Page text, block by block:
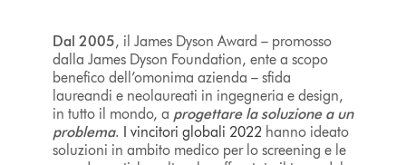
Dal 2005, il James Dyson Award – promosso
dalla James Dyson Foundation, ente a scopo
benefico dell’omonima azienda – sfida
laureandi e neolaureati in ingegneria e design,
in tutto il mondo, a progettare la soluzione a un
problema. I vincitori globali 2022hanno ideato
soluzioni in ambito medico per lo screening e le